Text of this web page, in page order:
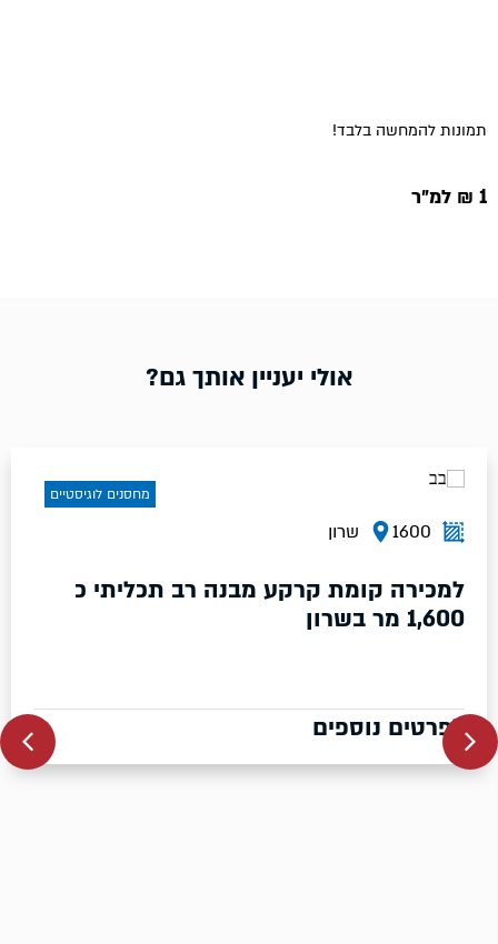
תמונות להמחשה בלבד!
1 ₪ למ״ר
אולי יעניין אותך גם?
10500
בשרון
לפרטים נוספים
מחסנים